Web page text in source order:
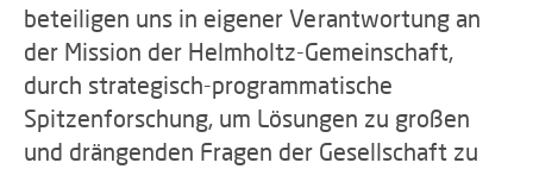
beteiligen uns in eigener Verantwortung an
der Mission der Helmholtz-Gemeinschaft,
durch strategisch-programmatische
Spitzenforschung, um Lösungen zu großen
und drängenden Fragen der Gesellschaft zu